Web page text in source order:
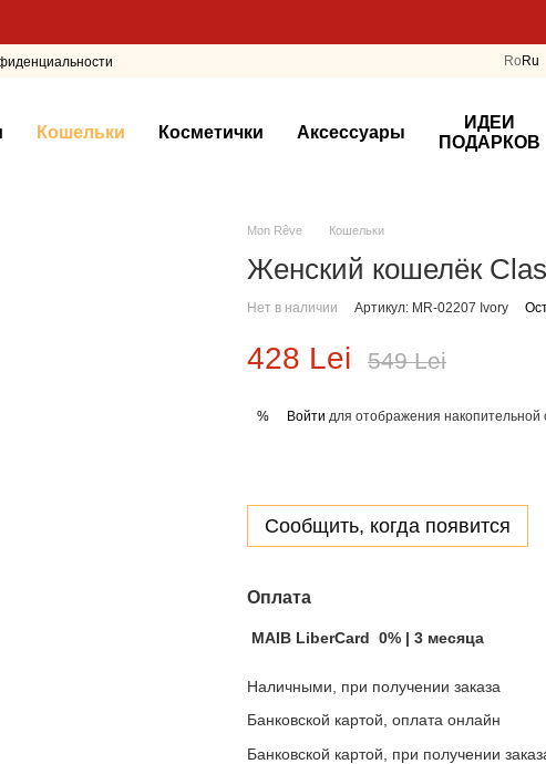
Ro Ru
Кошельки Косметички Аксессуары
ИДЕИ
ПОДАРКОВ
Mon Rêve Кошельки
Женский кошелёк
Нет в наличии Артикул: MR-02207 Ivory
428 Lei 549 Lei
% Войти для отображения накопительной
Сообщить, когда появится
Оплата
MAIB LiberCard 0% | 3 месяца
Наличными, при получении заказа
Банковской картой, оплата онлайн
Банковской картой, при получении